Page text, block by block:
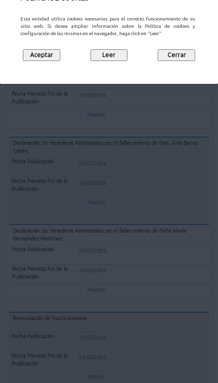
Esta entidad utiliza cookies necesarias para el correcto funcionamiento de su
sitio web. Si desea ampliar información sobre la Política de cookies y
configuración de las mismas en el navegador, haga click en "Leer"
OTROS
Declaración De Herederos Abintestato por el fallecimiento de Doña Eusebia
Aguado López
24/08/2026
Mostrar
Declaración De Herederos Abintestato por el fallecimiento de Don Julio Barrio
Gabán,
23/07/2026
24/08/2026
Mostrar
Declaración De Herederos Abintestato por el fallecimiento de Doña María
Hernández Martínez
23/07/2026
24/08/2026
Mostrar
Reanudación de tracto sucesivo
23/07/2026
24/08/2026
Mostrar